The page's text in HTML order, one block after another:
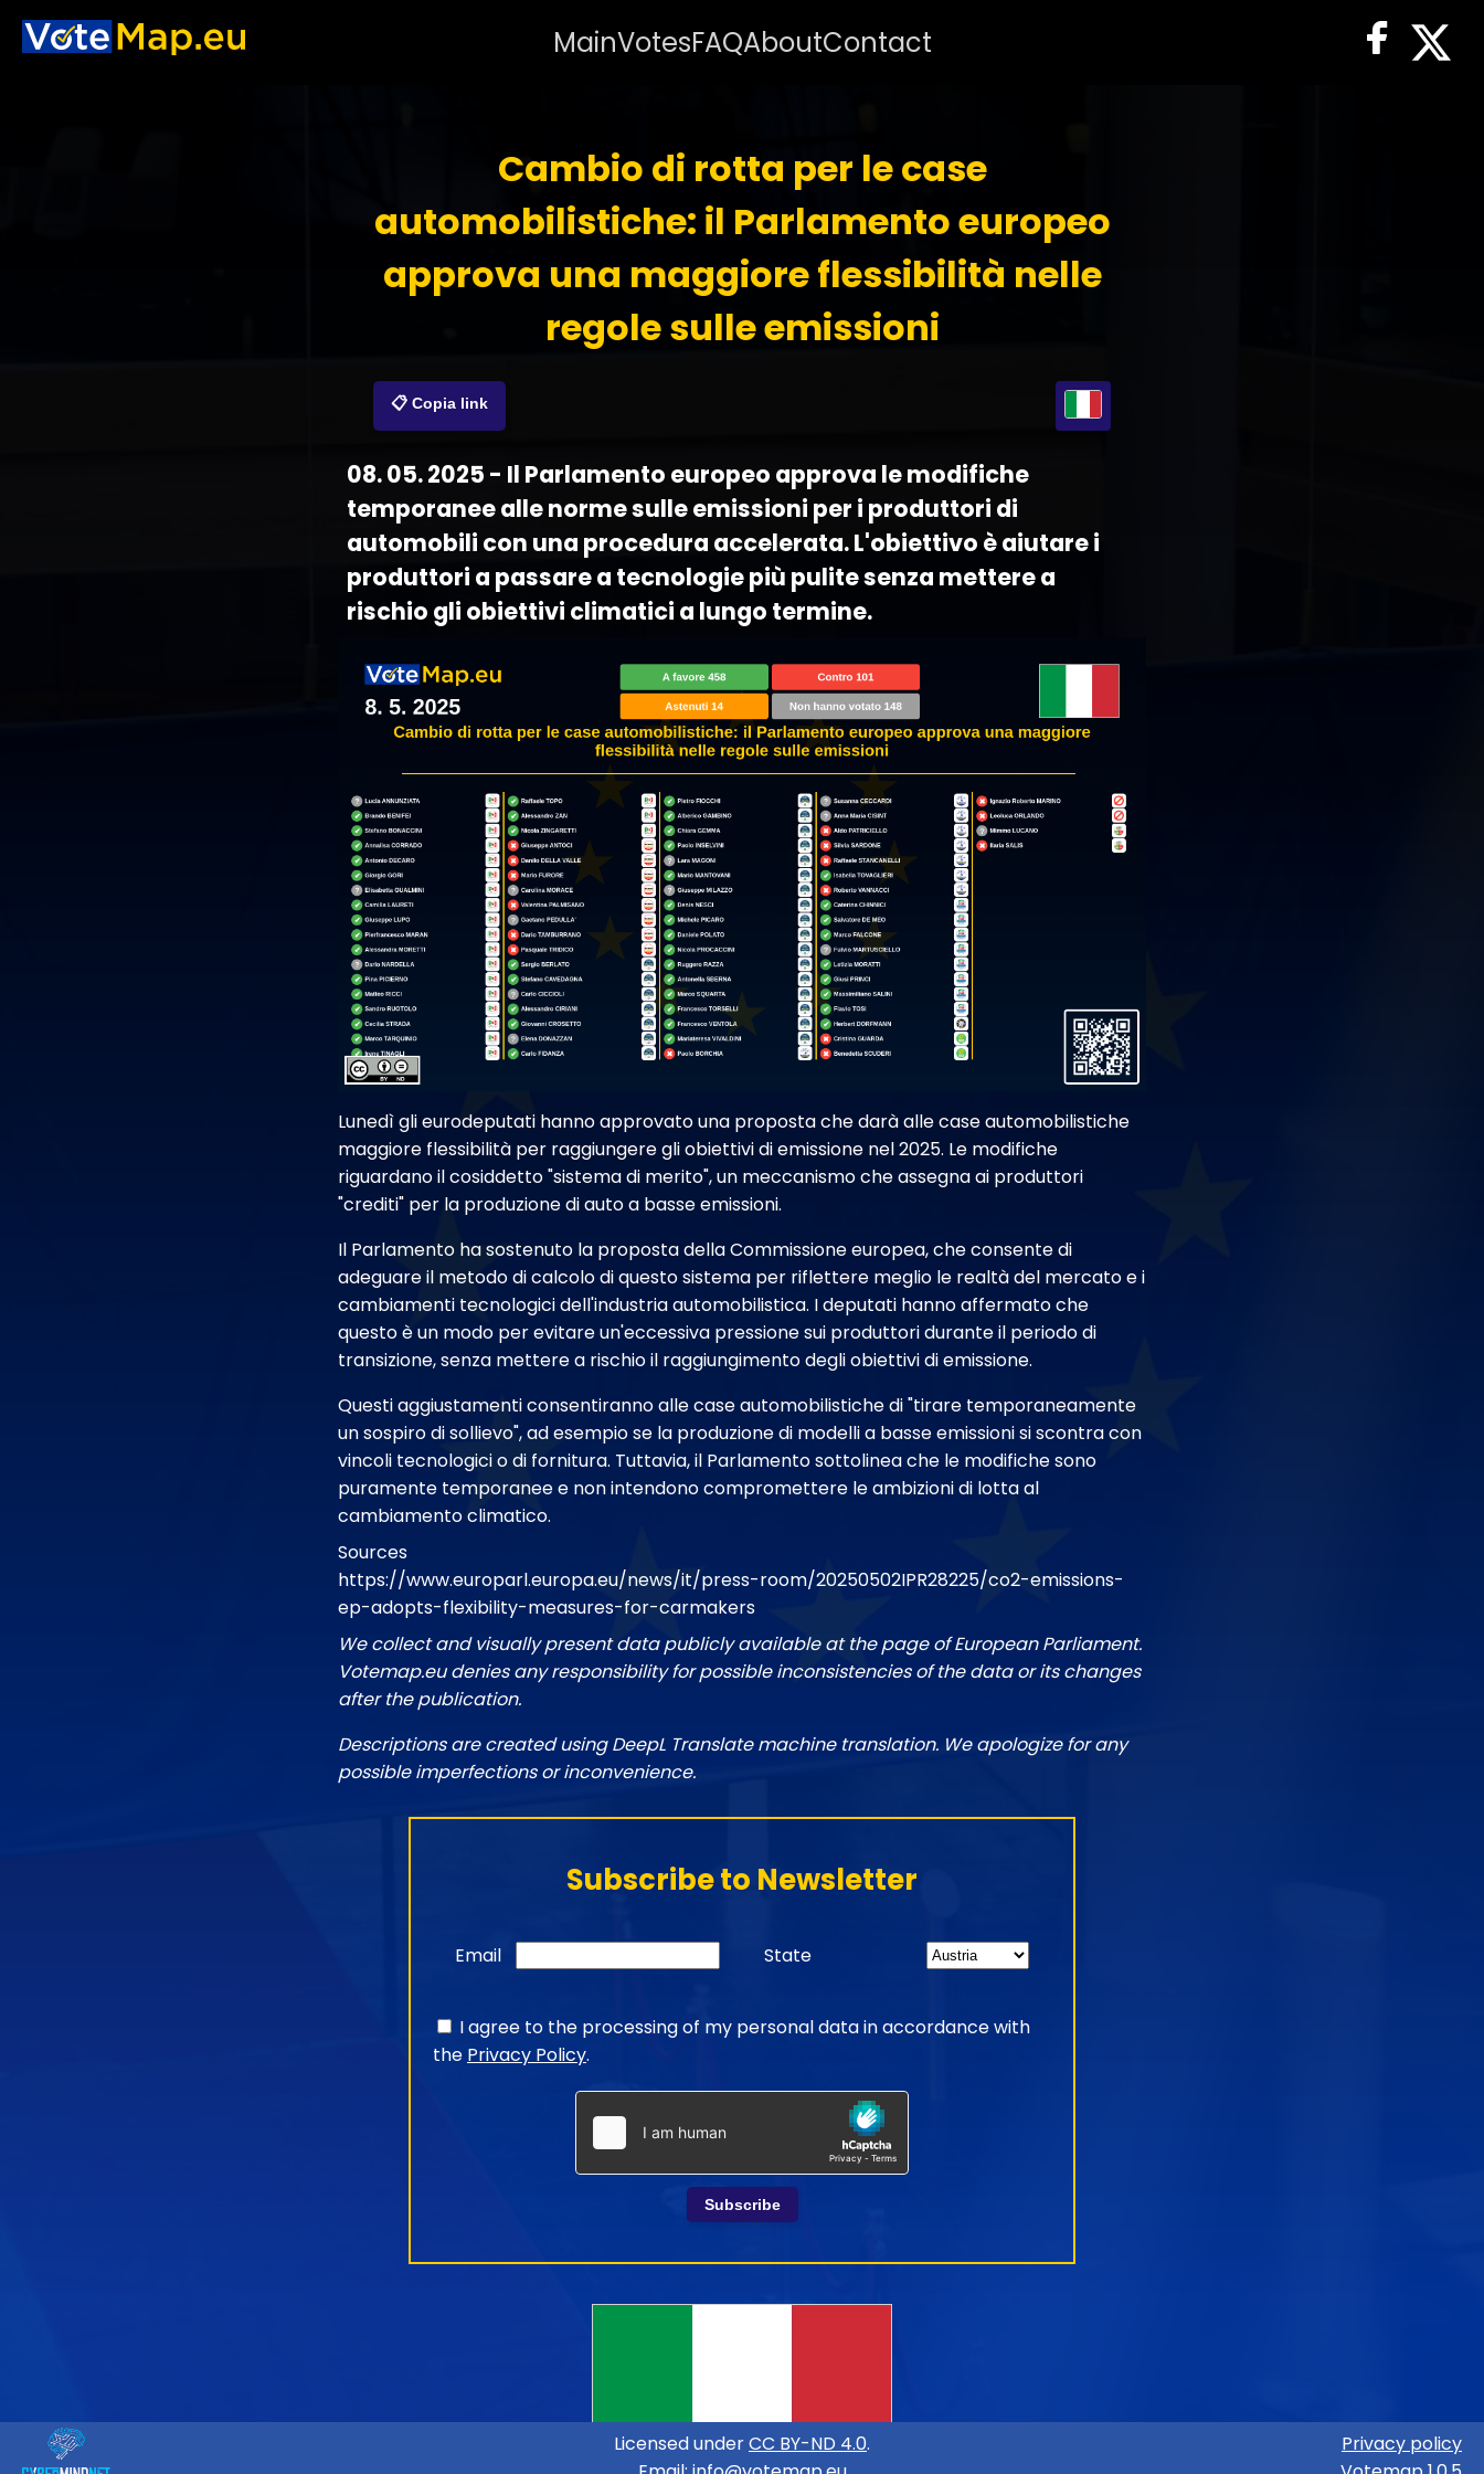
MainVotesFAQAboutContact
Cambio di rotta per le case
automobilistiche: il Parlamento europeo
approva una maggiore flessibilità nelle
regole sulle emissioni
📋 Copia link
08. 05. 2025 - Il Parlamento europeo approva le modifiche
temporanee alle norme sulle emissioni per i produttori di
automobili con una procedura accelerata. L'obiettivo è aiutare i
produttori a passare a tecnologie più pulite senza mettere a
rischio gli obiettivi climatici a lungo termine.
Lunedì gli eurodeputati hanno approvato una proposta che darà alle case automobilistiche
maggiore flessibilità per raggiungere gli obiettivi di emissione nel 2025. Le modifiche
riguardano il cosiddetto "sistema di merito", un meccanismo che assegna ai produttori
"crediti" per la produzione di auto a basse emissioni.
Il Parlamento ha sostenuto la proposta della Commissione europea, che consente di
adeguare il metodo di calcolo di questo sistema per riflettere meglio le realtà del mercato e i
cambiamenti tecnologici dell'industria automobilistica. I deputati hanno affermato che
questo è un modo per evitare un'eccessiva pressione sui produttori durante il periodo di
transizione, senza mettere a rischio il raggiungimento degli obiettivi di emissione.
Questi aggiustamenti consentiranno alle case automobilistiche di "tirare temporaneamente
un sospiro di sollievo", ad esempio se la produzione di modelli a basse emissioni si scontra con
vincoli tecnologici o di fornitura. Tuttavia, il Parlamento sottolinea che le modifiche sono
puramente temporanee e non intendono compromettere le ambizioni di lotta al
cambiamento climatico.
Sources
https://www.europarl.europa.eu/news/it/press-room/20250502IPR28225/co2-emissions-
ep-adopts-flexibility-measures-for-carmakers
We collect and visually present data publicly available at the page of European Parliament.
Votemap.eu denies any responsibility for possible inconsistencies of the data or its changes
after the publication.
Descriptions are created using DeepL Translate machine translation. We apologize for any
possible imperfections or inconvenience.
Subscribe to Newsletter
Email State
I agree to the processing of my personal data in accordance with
the Privacy Policy.
Subscribe
Licensed underCC BY-ND 4.0.
Privacy policy